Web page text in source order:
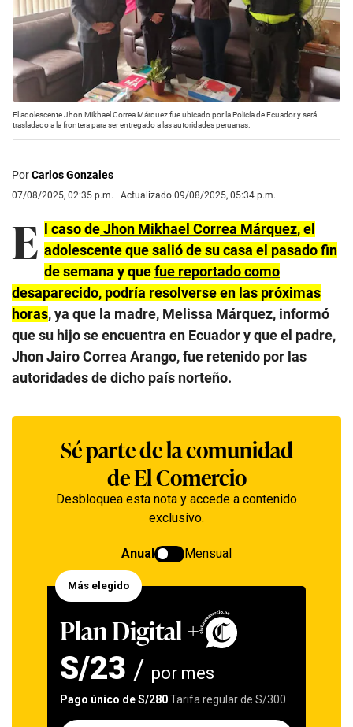
El adolescente Jhon Mikhael Correa Márquez fue ubicado por la Policía de Ecuador y será
trasladado a la frontera para ser entregado a las autoridades peruanas.
PorCarlos Gonzales
07/08/2025, 02:35 p.m. | Actualizado 09/08/2025, 05:34 p.m.
E l caso deJhon Mikhael Correa Márquez, el
adolescente que salió de su casa el pasado fin
de semana y quefue reportado como
desaparecido, podría resolverse en las próximas
horas, ya que la madre, Melissa Márquez, informó
que su hijo se encuentra en Ecuador y que el padre,
Jhon Jairo Correa Arango, fue retenido por las
autoridades de dicho país norteño.